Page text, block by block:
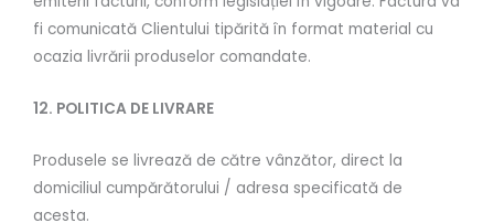
fi comunicată Clientului tipărită în format material cu
ocazia livrării produselor comandate.
12. POLITICA DE LIVRARE
Produsele se livrează de către vânzător, direct la
domiciliul cumpărătorului / adresa specificată de
acesta.